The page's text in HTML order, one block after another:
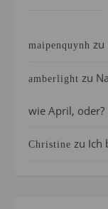
maipenquynh zu
amberlight zu
wie April, oder?
Christine zu Ich